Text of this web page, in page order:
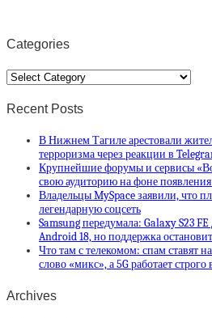
Categories
Categories
Recent Posts
В Нижнем Тагиле арестовали
терроризма через реакции в
Крупнейшие форумы и сервисы
свою аудиторию на фоне
Владельцы MySpace заявили, что
легендарную соцсеть
Samsung передумала: Galaxy S23
Android 18, но поддержка
Что там с телекомом: спам ставят
слово «микс», а 5G работает строго
Archives